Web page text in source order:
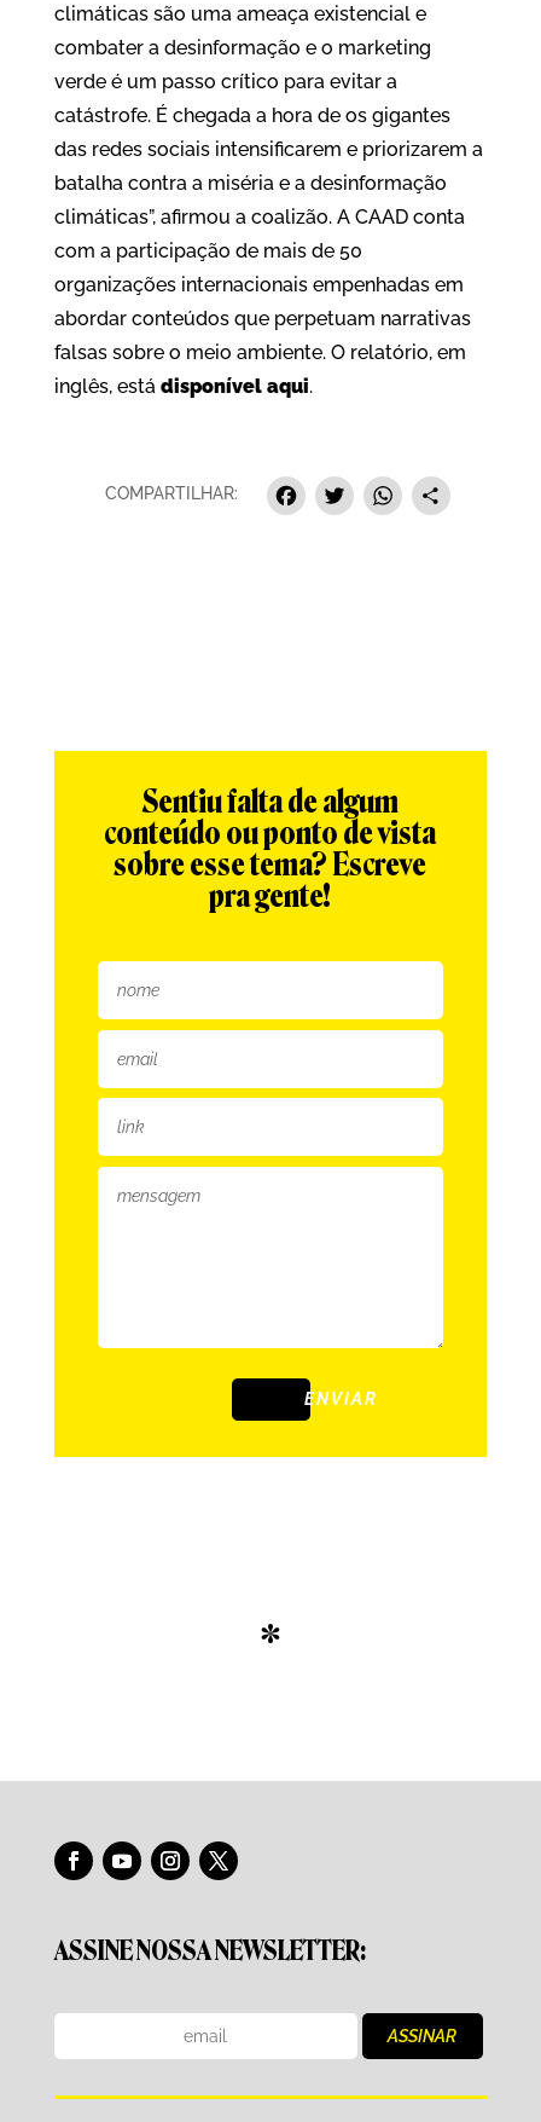
climáticas são uma ameaça existencial e
combater a desinformação e o marketing
verde é um passo crítico para evitar a
catástrofe. É chegada a hora de os gigantes
das redes sociais intensificarem e priorizarem a
batalha contra a miséria e a desinformação
climáticas”, afirmou a coalizão. A CAAD conta
com a participação de mais de 50
organizações internacionais empenhadas em
abordar conteúdos que perpetuam narrativas
falsas sobre o meio ambiente. O relatório, em
inglês, está disponível aqui.
COMPARTILHAR: Facebook
Twitter
Sentiu falta de algum
conteúdo ou ponto de vista
sobre esse tema? Escreve
pra gente!
ENVIAR
*
ASSINE NOSSA NEWSLETTER: